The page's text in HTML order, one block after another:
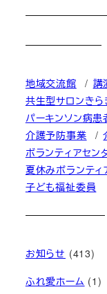
地域交流館 講
共生型サロンきら
パーキンソン病患
介護予防事業
ボランティアセン
夏休みボランティ
子ども福祉委員
お知らせ (413)
ふれ愛ホーム (1)